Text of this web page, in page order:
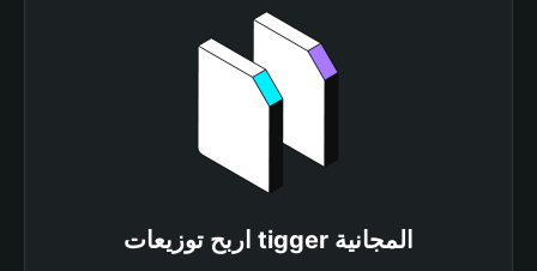
اربح توزيعات tigger المجانية